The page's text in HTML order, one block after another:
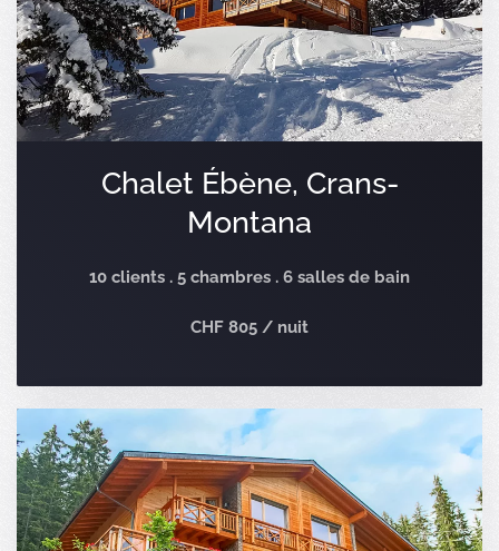
Chalet Ébène, Crans-
Montana
10 clients . 5 chambres . 6 salles de bain
CHF 805 / nuit